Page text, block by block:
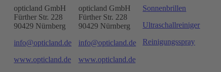
opticland GmbH
Fürther Str. 228
90429 Nürnberg
info@opticland.de
www.opticland.de
opticland GmbH
Fürther Str. 228
90429 Nürnberg
info@opticland.de
www.opticland.de
Sonnenbrillen
Ultraschallreiniger
Reinigungsspray